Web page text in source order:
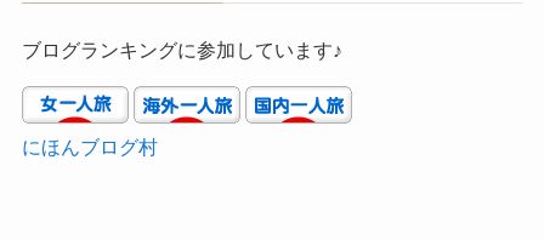
ブログランキングに参加しています♪
にほんブログ村